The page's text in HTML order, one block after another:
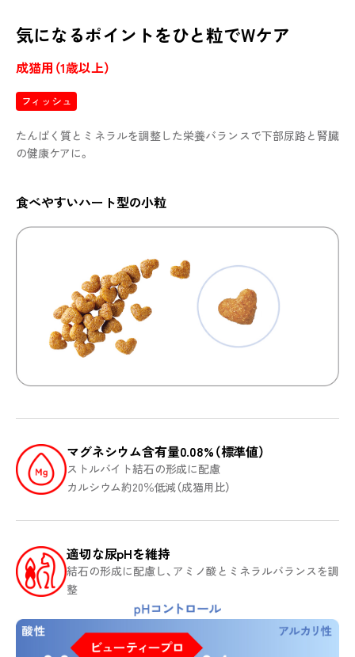
気になるポイントをひと粒でWケア
成猫用（1歳以上）
フィッシュ
たんぱく質とミネラルを調整した栄養バランスで下部尿路と腎臓
の健康ケアに。
食べやすいハート型の小粒
マグネシウム含有量0.08%（標準値）
ストルバイト結石の形成に配慮
カルシウム約20％低減（成猫用比）
適切な尿pHを維持
結石の形成に配慮し、アミノ酸とミネラルバランスを調
整